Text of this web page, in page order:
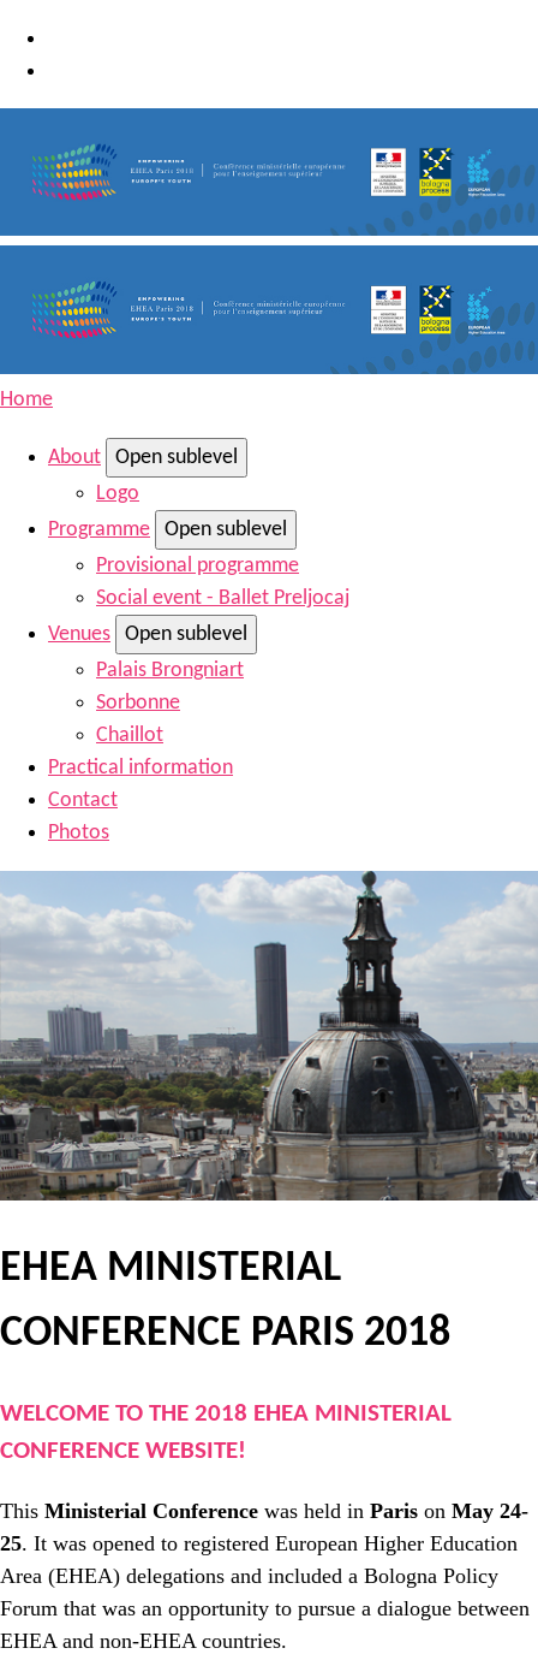
Home
About
Open sublevel
Logo
Programme
Open sublevel
Provisional programme
Social event - Ballet Preljocaj
Venues
Open sublevel
Palais Brongniart
Sorbonne
Chaillot
Practical information
Contact
Photos
EHEA MINISTERIAL
CONFERENCE PARIS 2018
WELCOME TO THE 2018 EHEA MINISTERIAL
CONFERENCE WEBSITE!
This Ministerial Conference was held in Paris on May 24-
25. It was opened to registered European Higher Education
Area (EHEA) delegations and included a Bologna Policy
Forum that was an opportunity to pursue a dialogue between
EHEA and non-EHEA countries.